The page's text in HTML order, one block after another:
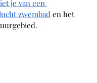
je van een
zwembad en het